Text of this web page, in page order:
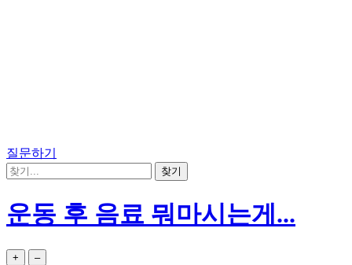
질문하기
운동 후 음료 뭐마시는게...